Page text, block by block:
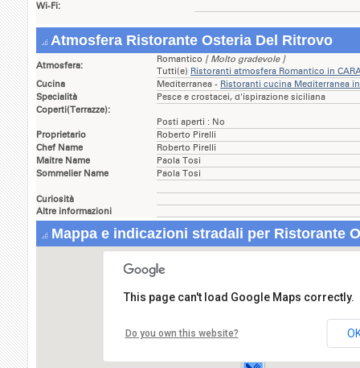
Wi-Fi:
Atmosfera Ristorante Osteria Del Ritrovo
Atmosfera:
Romantico [ Molto gradevole ]
Tutti(e) Ristoranti atmosfera Romantico in
Cucina
Mediterranea - Ristoranti cucina Mediterranea in
Specialità
Pesce e crostacei, d'ispirazione siciliana
Coperti(Terrazze):
Posti aperti : No
Proprietario
Roberto Pirelli
Chef Name
Roberto Pirelli
Maitre Name
Paola Tosi
Sommelier Name
Paola Tosi
Curiosità
Altre informazioni
Mappa e indicazioni stradali per Ristorante
Ristorante Osteria Del Ritrovo
Via Bassi,1
This page can't load Google Maps correctly.
Do you own this website?